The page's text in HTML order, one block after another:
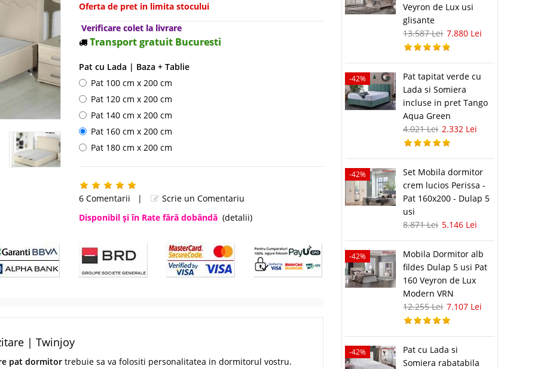
Oferta de pret in limita stocului
Verificare colet la livrare
Transport gratuit Bucuresti
Pat cu Lada | Baza + Tablie
Pat 100 cm x 200 cm
Pat 120 cm x 200 cm
Pat 140 cm x 200 cm
Pat 160 cm x 200 cm
Pat 180 cm x 200 cm
6 Comentarii |
Scrie un Comentariu
Disponibil şi în Rate fără dobândă (detalii)
| Twinjoy
pat dormitor trebuie sa va folositi personalitatea in dormitorul vostru.
Veyron de Lux usi
glisante
13.587 Lei 7.880 Lei
-42%
Pat tapitat verde cu
Lada si Somiera
incluse in pret Tango
Aqua Green
4.021 Lei 2.332 Lei
-42%
Set Mobila dormitor
crem lucios Perissa -
Pat 160x200 - Dulap 5
usi
8.871 Lei 5.146 Lei
-42%
Mobila Dormitor alb
fildes Dulap 5 usi Pat
160 Veyron de Lux
Modern VRN
12.255 Lei 7.107 Lei
-42%
Pat cu Lada si
Somiera rabatabila